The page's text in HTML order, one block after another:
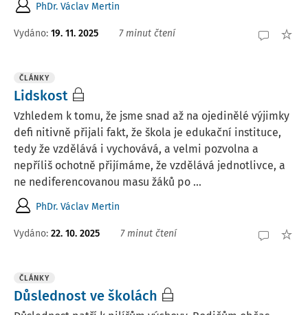
PhDr. Václav Mertin
Vydáno: 19. 11. 2025 7 minut čtení
ČLÁNKY
Lidskost
Vzhledem k tomu, že jsme snad až na ojedinělé výjimky
defi nitivně přijali fakt, že škola je edukační instituce,
tedy že vzdělává i vychovává, a velmi pozvolna a
nepříliš ochotně přijímáme, že vzdělává jednotlivce, a
ne nediferencovanou masu žáků po ...
PhDr. Václav Mertin
Vydáno: 22. 10. 2025 7 minut čtení
ČLÁNKY
Důslednost ve školách